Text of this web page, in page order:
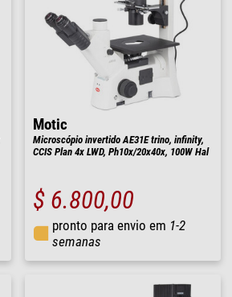
Motic
Microscópio invertido AE31E trino, infinity,
CCIS Plan 4x LWD, Ph10x/20x40x, 100W Hal
$ 6.800,00
pronto para envio em 1-2
semanas